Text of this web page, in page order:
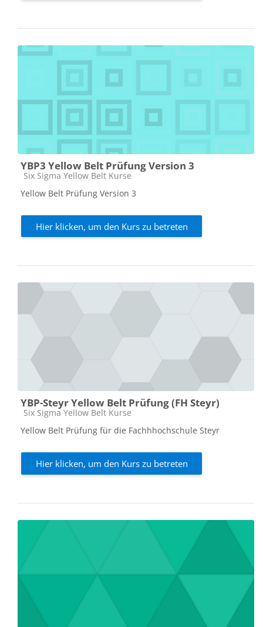
YBP3 Yellow Belt Prüfung Version 3
Kursbereich
Six Sigma Yellow Belt Kurse
Yellow Belt Prüfung Version 3
Hier klicken, um den Kurs zu betreten
YBP-Steyr Yellow Belt Prüfung (FH Steyr)
Kursbereich
Six Sigma Yellow Belt Kurse
Yellow Belt Prüfung für die Fachhhochschule Steyr
Hier klicken, um den Kurs zu betreten